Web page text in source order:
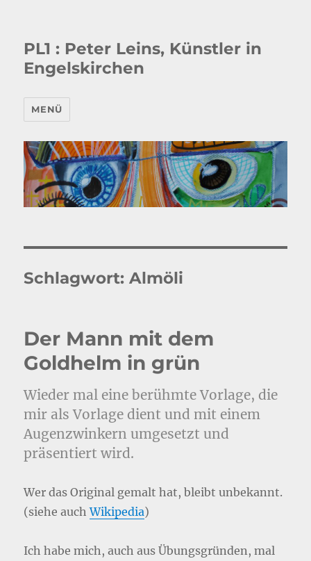
PL1 : Peter Leins, Künstler in
Engelskirchen
MENÜ
Schlagwort:Almöli
Der Mann mit dem
Goldhelm in grün
Wieder mal eine berühmte Vorlage, die
mir als Vorlage dient und mit einem
Augenzwinkern umgesetzt und
präsentiert wird.
Wer das Original gemalt hat, bleibt unbekannt.
(siehe auchWikipedia)
Ich habe mich, auch aus Übungsgründen, mal